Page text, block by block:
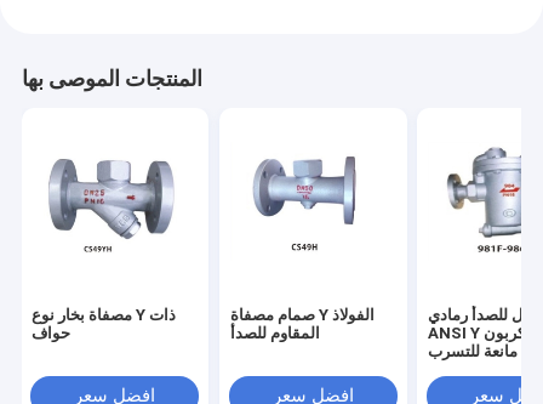
المنتجات الموصى بها
مصفاة بخار نوع Y ذات
حواف
افضل سعر
صمام مصفاة Y الفولاذ
المقاوم للصدأ
افضل سعر
للصدأ رمادي
ANSI Y مصفاة الكربون
مانعة للتسرب
سعر